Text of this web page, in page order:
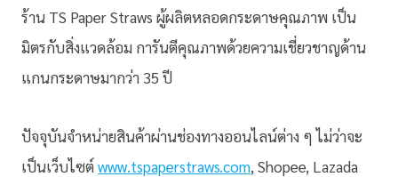
ร้าน TS Paper Straws ผู้ผลิตหลอดกระดาษคุณภาพ เป็น
มิตรกับสิ่งแวดล้อม การันตีคุณภาพด้วยความเชี่ยวชาญด้าน
แกนกระดาษมากว่า 35 ปี
ปัจจุบันจำหน่ายสินค้าผ่านช่องทางออนไลน์ต่าง ๆ ไม่ว่าจะ
เป็นเว็บไซต์ www.tspaperstraws.com, Shopee, Lazada